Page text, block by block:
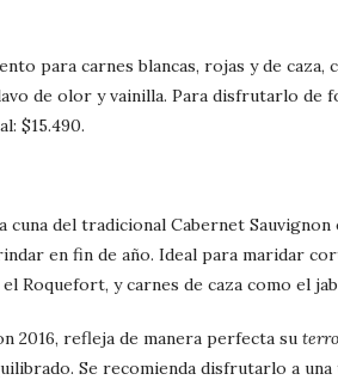
para carnes blancas, rojas y de caza,
de olor y vainilla. Para disfrutarlo de
$15.490.
cuna del tradicional Cabernet Sauvignon
en fin de año. Ideal para maridar
Roquefort, y carnes de caza como el
2016, refleja de manera perfecta su
Se recomienda disfrutarlo a